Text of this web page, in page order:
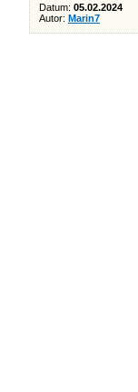
Datum: 05.02.2024
Autor: Marin7